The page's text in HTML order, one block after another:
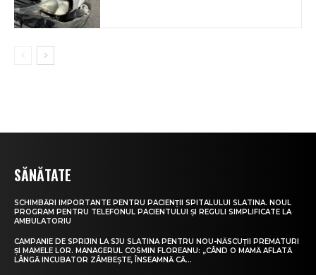
SĂNĂTATE
SCHIMBĂRI IMPORTANTE PENTRU PACIENȚII SPITALULUI SLATINA. NOUL
PROGRAM PENTRU TELEFONUL PACIENTULUI ȘI REGULI SIMPLIFICATE LA
AMBULATORIU
CAMPANIE DE SPRIJIN LA SJU SLATINA PENTRU NOU-NĂSCUȚII PREMATURI
ȘI MAMELE LOR. MANAGERUL COSMIN FLOREANU: „CÂND O MAMĂ AFLATĂ
LÂNGĂ INCUBATOR ZÂMBEȘTE, ÎNSEAMNĂ CĂ...